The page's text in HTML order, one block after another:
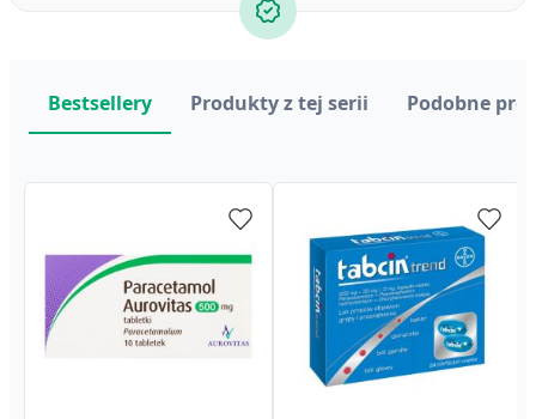
Bestsellery Produkty z tej serii Podobne